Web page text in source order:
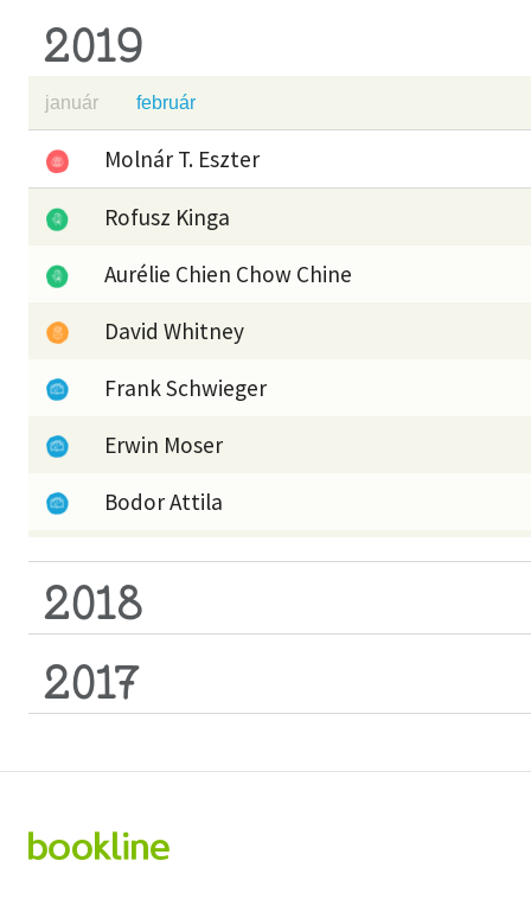
2019
január február
Molnár T. Eszter
Rofusz Kinga
Aurélie Chien Chow Chine
David Whitney
Frank Schwieger
Erwin Moser
Bodor Attila
2018
2017